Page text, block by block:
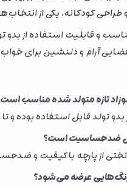
طراحی کودکانه، یکی از
فضایی آرام و دلنشین برای
نوزاد تازه متولد شده مناسب
استفاده بوده و تا 2 سالگی کودک مناسب است.
ضدحساسیت است؟
روتختی از پارچه باکیفیت و
عرضه می‌شود؟